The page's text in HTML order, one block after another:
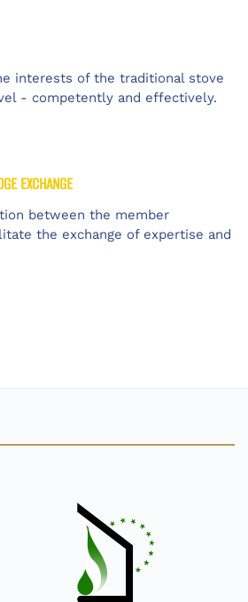
interests of the traditional stove
- competently and effectively.
EXCHANGE
between the member
the exchange of expertise and